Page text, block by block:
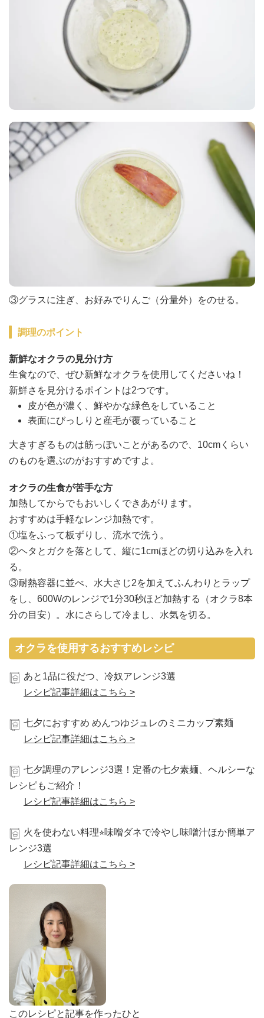
③グラスに注ぎ、お好みでりんご（分量外）をのせる。
調理のポイント
新鮮なオクラの見分け方
生食なので、ぜひ新鮮なオクラを使用してくださいね！
新鮮さを見分けるポイントは2つです。
皮が色が濃く、鮮やかな緑色をしていること
表面にびっしりと産毛が覆っていること
大きすぎるものは筋っぽいことがあるので、10cmくらい
のものを選ぶのがおすすめですよ。
オクラの生食が苦手な方
加熱してからでもおいしくできあがります。
おすすめは手軽なレンジ加熱です。
①塩をふって板ずりし、流水で洗う。
②ヘタとガクを落として、縦に1cmほどの切り込みを入れ
る。
③耐熱容器に並べ、水大さじ2を加えてふんわりとラップ
をし、600Wのレンジで1分30秒ほど加熱する（オクラ8本
分の目安）。水にさらして冷まし、水気を切る。
オクラを使用するおすすめレシピ
あと1品に役だつ、冷奴アレンジ3選
レシピ記事詳細はこちら >
七夕におすすめ めんつゆジュレのミニカップ素麺
レシピ記事詳細はこちら >
七夕調理のアレンジ3選！定番の七夕素麺、ヘルシーな
レシピもご紹介！
レシピ記事詳細はこちら >
火を使わない料理⭐︎味噌ダネで冷やし味噌汁ほか簡単ア
レンジ3選
レシピ記事詳細はこちら >
このレシピと記事を作ったひと